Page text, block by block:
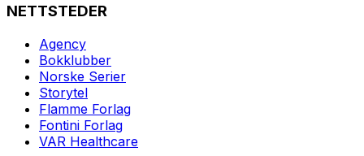
NETTSTEDER
Agency
Bokklubber
Norske Serier
Storytel
Flamme Forlag
Fontini Forlag
VAR Healthcare